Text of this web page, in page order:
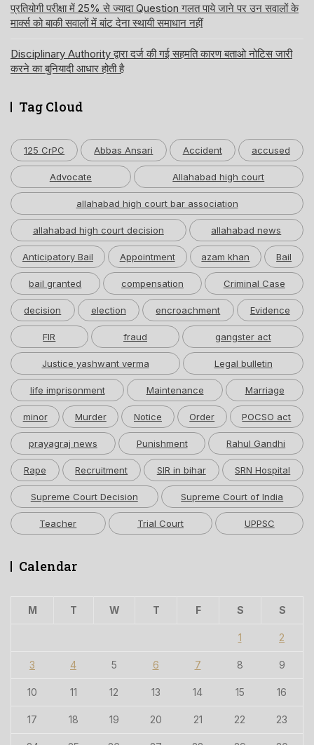
प्रतियोगी परीक्षा में 25% से ज्यादा Question गलत पाये जाने पर उन सवालों के
मार्क्स को बाकी सवालों में बांट देना स्थायी समाधान नहीं
Disciplinary Authority द्वारा दर्ज की गई सहमति कारण बताओ नोटिस जारी
करने का बुनियादी आधार होती है
Tag Cloud
125 CrPC Abbas Ansari Accident accused
Advocate Allahabad high court
allahabad high court bar association
allahabad high court decision allahabad news
Anticipatory Bail Appointment azam khan Bail
bail granted compensation Criminal Case
decision election encroachment Evidence
FIR fraud gangster act
Justice yashwant verma Legal bulletin
life imprisonment Maintenance Marriage
minor Murder Notice Order POCSO act
prayagraj news Punishment Rahul Gandhi
Rape Recruitment SIR in bihar SRN Hospital
Supreme Court Decision Supreme Court of India
Teacher Trial Court UPPSC
Calendar
M T W T F S S
1 2
3 4 5 6 7 8 9
10 11 12 13 14 15 16
17 18 19 20 21 22 23